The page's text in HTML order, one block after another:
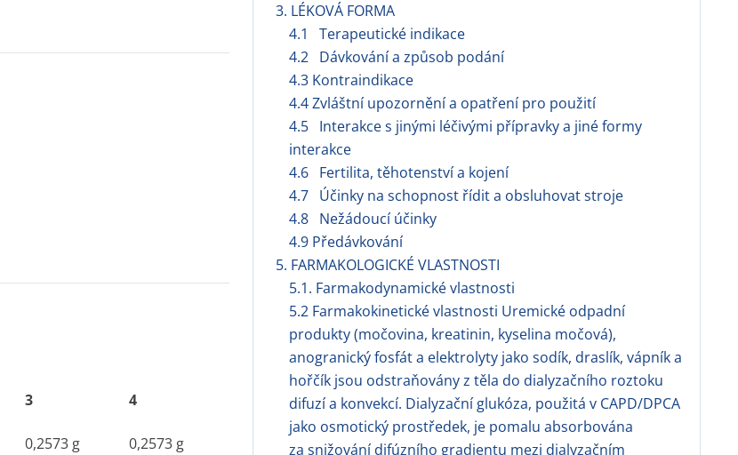
3. LÉKOVÁ FORMA
4.1 Terapeutické indikace
4.2 Dávkování a způsob podání
4.3 Kontraindikace
4.4 Zvláštní upozornění a opatření pro použití
4.5 Interakce s jinými léčivými přípravky a jiné formy
interakce
4.6 Fertilita, těhotenství a kojení
4.7 Účinky na schopnost řídit a obsluhovat stroje
4.8 Nežádoucí účinky
4.9 Předávkování
5. FARMAKOLOGICKÉ VLASTNOSTI
5.1. Farmakodynamické vlastnosti
5.2 Farmakokinetické vlastnosti Uremické odpadní
produkty (močovina, kreatinin, kyselina močová),
anogranický fosfát a elektrolyty jako sodík, draslík, vápník a
hořčík jsou odstraňovány z těla do dialyzačního roztoku
difuzí a konvekcí. Dialyzační glukóza, použitá v CAPD/DPCA
jako osmotický prostředek, je pomalu absorbována
za snižování difúzního gradientu mezi dialyzačním
3 4
0,2573 g 0,2573 g